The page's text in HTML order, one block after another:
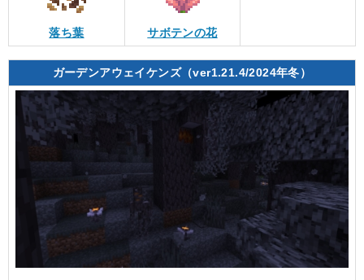
落ち葉 サボテンの花
ガーデンアウェイケンズ（ver1.21.4/2024年冬）